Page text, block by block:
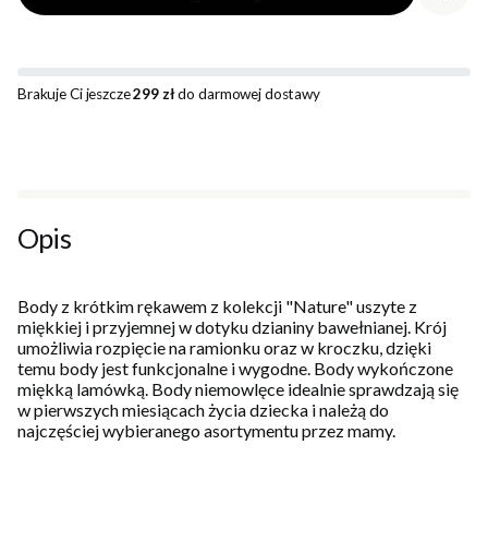
Brakuje Ci jeszcze299 złdo darmowej dostawy
Opis
Body z krótkim rękawem z kolekcji "Nature" uszyte z
miękkiej i przyjemnej w dotyku dzianiny bawełnianej. Krój
umożliwia rozpięcie na ramionku oraz w kroczku, dzięki
temu body jest funkcjonalne i wygodne. Body wykończone
miękką lamówką. Body niemowlęce idealnie sprawdzają się
w pierwszych miesiącach życia dziecka i należą do
najczęściej wybieranego asortymentu przez mamy.